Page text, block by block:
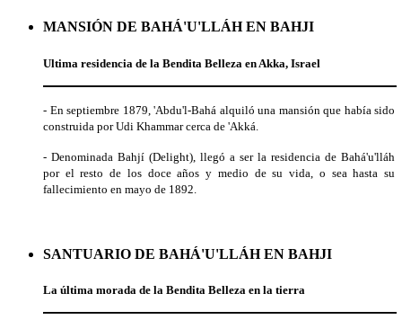
MANSIÓN DE BAHÁ'U'LLÁH EN BAHJI
Ultima residencia de la Bendita Belleza en Akka, Israel
- En septiembre 1879, 'Abdu'l-Bahá alquiló una mansión que había sido
construida por Udi Khammar cerca de 'Akká.
- Denominada Bahjí (Delight), llegó a ser la residencia de Bahá'u'lláh
por el resto de los doce años y medio de su vida, o sea hasta su
fallecimiento en mayo de 1892.
SANTUARIO DE BAHÁ'U'LLÁH EN BAHJI
La última morada de la Bendita Belleza en la tierra